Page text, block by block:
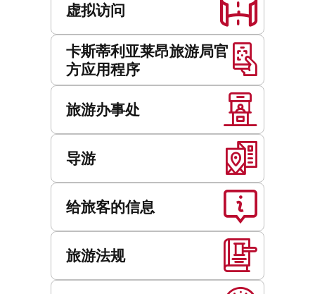
虚拟访问
卡斯蒂利亚莱昂旅游局官
方应用程序
旅游办事处
导游
给旅客的信息
旅游法规